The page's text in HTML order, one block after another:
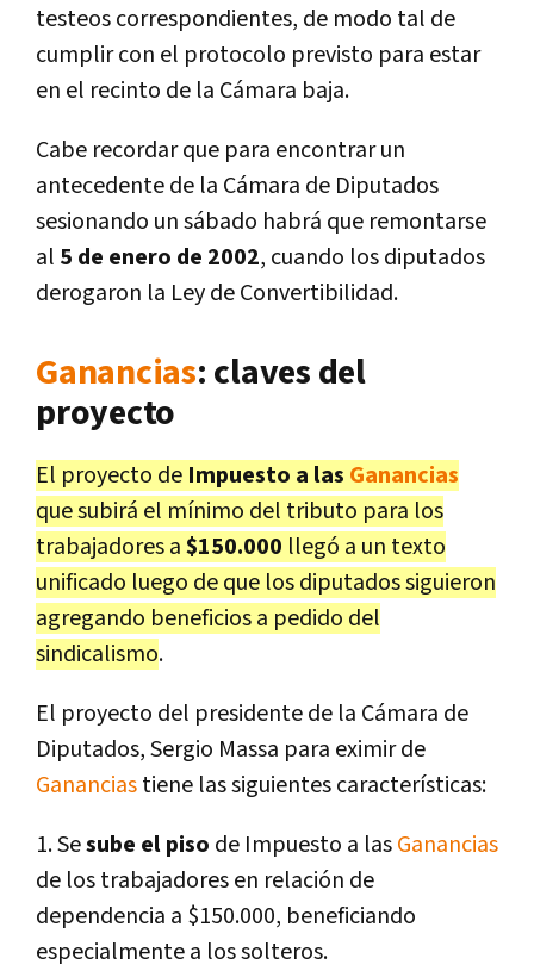
testeos correspondientes, de modo tal de
cumplir con el protocolo previsto para estar
en el recinto de la Cámara baja.
Cabe recordar que para encontrar un
antecedente de la Cámara de Diputados
sesionando un sábado habrá que remontarse
al 5 de enero de 2002, cuando los diputados
derogaron la Ley de Convertibilidad.
Ganancias: claves del
proyecto
El proyecto de Impuesto a las Ganancias
que subirá el mínimo del tributo para los
trabajadores a$150.000 llegó a un texto
unificado luego de que los diputados siguieron
agregando beneficios a pedido del
sindicalismo.
El proyecto del presidente de la Cámara de
Diputados, Sergio Massa para eximir de
Gananciastiene las siguientes características:
1. Sesube el piso de Impuesto a lasGanancias
de los trabajadores en relación de
dependencia a $150.000, beneficiando
especialmente a los solteros.